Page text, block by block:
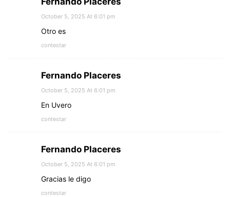
October 5, 2025 At 6:01 pm
Otro es
contestar
Fernando Placeres
October 5, 2025 At 6:01 pm
En Uvero
contestar
Fernando Placeres
October 5, 2025 At 6:01 pm
Gracias le digo
contestar